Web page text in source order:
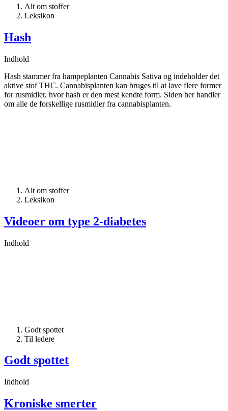
Alt om stoffer
Leksikon
Hash
Indhold
Hash stammer fra hampeplanten Cannabis Sativa og indeholder det
aktive stof THC. Cannabisplanten kan bruges til at lave flere former
for rusmidler, hvor hash er den mest kendte form. Siden her handler
om alle de forskellige rusmidler fra cannabisplanten.
Alt om stoffer
Leksikon
Videoer om type 2-diabetes
Indhold
Godt spottet
Til ledere
Godt spottet
Indhold
Kroniske smerter